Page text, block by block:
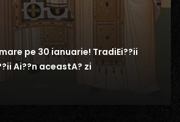
pe 30 ianuarie! TradiEi??ii
Ai??n aceastA? zi